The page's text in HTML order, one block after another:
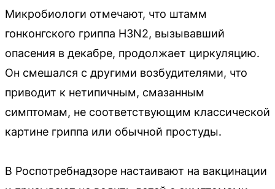
Микробиологи отмечают, что штамм
гонконгского гриппа H3N2, вызывавший
опасения в декабре, продолжает циркуляцию.
Он смешался с другими возбудителями, что
приводит к нетипичным, смазанным
симптомам, не соответствующим классической
картине гриппа или обычной простуды.
В Роспотребнадзоре настаивают на вакцинации